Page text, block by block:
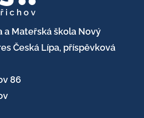
a Mateřská škola Nový
Česká Lípa, příspěvková
86